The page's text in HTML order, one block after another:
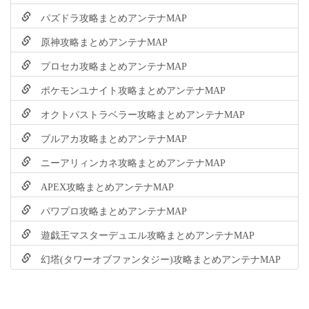
パズドラ攻略まとめアンテナMAP
原神攻略まとめアンテナMAP
プロセカ攻略まとめアンテナMAP
ポケモンユナイト攻略まとめアンテナMAP
オクトパストラベラー攻略まとめアンテナMAP
ブルアカ攻略まとめアンテナMAP
ニーアリィンカネ攻略まとめアンテナMAP
APEX攻略まとめアンテナMAP
パワプロ攻略まとめアンテナMAP
遊戯王マスターデュエル攻略まとめアンテナMAP
幻塔(タワーオブファンタジー)攻略まとめアンテナMAP